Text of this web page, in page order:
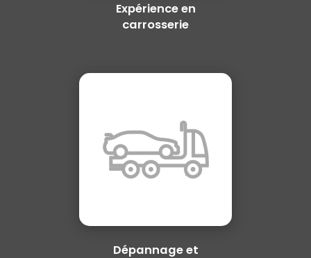
Expérience en
carrosserie
Dépannage et